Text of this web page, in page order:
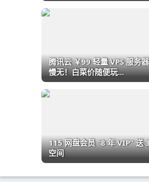
腾讯云 ￥99 轻量 VPS 服务
慢无！白菜价随便玩...
115 网盘会员 “8 年 VIP” 送
空间